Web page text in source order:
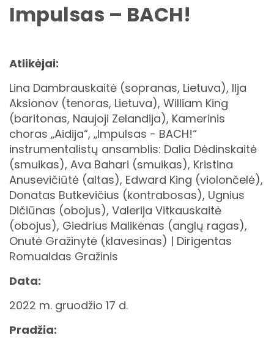
Impulsas – BACH!
Atlikėjai:
Lina Dambrauskaitė (sopranas, Lietuva), Ilja
Aksionov (tenoras, Lietuva), William King
(baritonas, Naujoji Zelandija), Kamerinis
choras „Aidija“, „Impulsas - BACH!“
instrumentalistų ansamblis: Dalia Dėdinskaitė
(smuikas), Ava Bahari (smuikas), Kristina
Anusevičiūtė (altas), Edward King (violončelė),
Donatas Butkevičius (kontrabosas), Ugnius
Dičiūnas (obojus), Valerija Vitkauskaitė
(obojus), Giedrius Malikėnas (anglų ragas),
Onutė Gražinytė (klavesinas) | Dirigentas
Romualdas Gražinis
Data:
2022 m. gruodžio 17 d.
Pradžia: